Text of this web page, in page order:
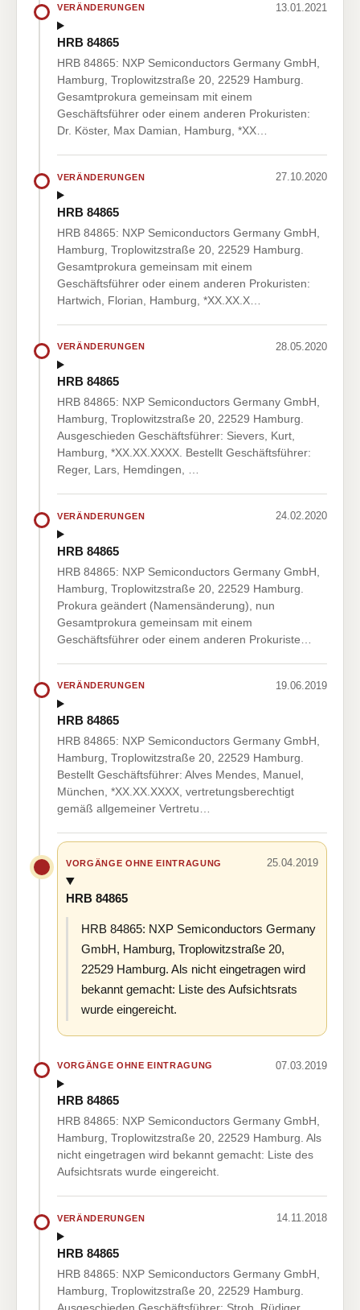
VERÄNDERUNGEN 13.01.2021
HRB 84865
HRB 84865: NXP Semiconductors Germany GmbH,
Hamburg, Troplowitzstraße 20, 22529 Hamburg.
Gesamtprokura gemeinsam mit einem
Geschäftsführer oder einem anderen Prokuristen:
Dr. Köster, Max Damian, Hamburg, *XX…
VERÄNDERUNGEN 27.10.2020
HRB 84865
HRB 84865: NXP Semiconductors Germany GmbH,
Hamburg, Troplowitzstraße 20, 22529 Hamburg.
Gesamtprokura gemeinsam mit einem
Geschäftsführer oder einem anderen Prokuristen:
Hartwich, Florian, Hamburg, *XX.XX.X…
VERÄNDERUNGEN 28.05.2020
HRB 84865
HRB 84865: NXP Semiconductors Germany GmbH,
Hamburg, Troplowitzstraße 20, 22529 Hamburg.
Ausgeschieden Geschäftsführer: Sievers, Kurt,
Hamburg, *XX.XX.XXXX. Bestellt Geschäftsführer:
Reger, Lars, Hemdingen, …
VERÄNDERUNGEN 24.02.2020
HRB 84865
HRB 84865: NXP Semiconductors Germany GmbH,
Hamburg, Troplowitzstraße 20, 22529 Hamburg.
Prokura geändert (Namensänderung), nun
Gesamtprokura gemeinsam mit einem
Geschäftsführer oder einem anderen Prokuriste…
VERÄNDERUNGEN 19.06.2019
HRB 84865
HRB 84865: NXP Semiconductors Germany GmbH,
Hamburg, Troplowitzstraße 20, 22529 Hamburg.
Bestellt Geschäftsführer: Alves Mendes, Manuel,
München, *XX.XX.XXXX, vertretungsberechtigt
gemäß allgemeiner Vertretu…
VORGÄNGE OHNE EINTRAGUNG 25.04.2019
HRB 84865
HRB 84865: NXP Semiconductors Germany
GmbH, Hamburg, Troplowitzstraße 20,
22529 Hamburg. Als nicht eingetragen wird
bekannt gemacht: Liste des Aufsichtsrats
wurde eingereicht.
VORGÄNGE OHNE EINTRAGUNG 07.03.2019
HRB 84865
HRB 84865: NXP Semiconductors Germany GmbH,
Hamburg, Troplowitzstraße 20, 22529 Hamburg. Als
nicht eingetragen wird bekannt gemacht: Liste des
Aufsichtsrats wurde eingereicht.
VERÄNDERUNGEN 14.11.2018
HRB 84865
HRB 84865: NXP Semiconductors Germany GmbH,
Hamburg, Troplowitzstraße 20, 22529 Hamburg.